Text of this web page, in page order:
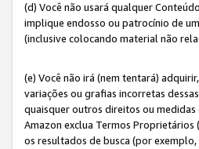
(d) Você não usará qualquer
implique endosso ou patrocínio de
(inclusive colocando material não
(e) Você não irá (nem tentará)
variações ou grafias incorretas
quaisquer outros direitos ou medidas
Amazon exclua Termos
os resultados de busca (por